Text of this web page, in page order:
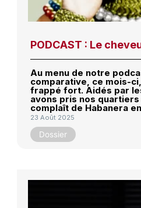
PODCAST : Le
Au menu de notre
comparative, ce mois-
frappé fort. Aidés par
avons pris nos quartiers
complaît de Habanera
23 Août 2025
Dossier